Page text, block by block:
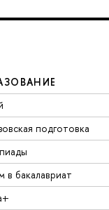
подготовка
в бакалавриат